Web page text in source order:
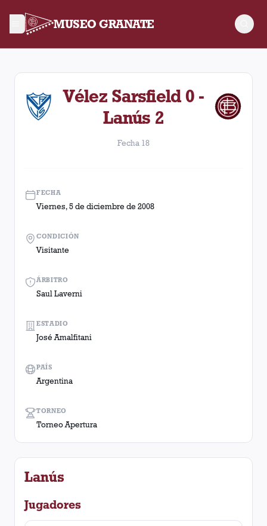
MUSEO GRANATE
Fecha 18. Partido entre Lanús y Vélez Sarsfield disputado
Vélez Sarsfield 0 -
Lanús 2
Fecha 18
FECHA
Viernes, 5 de diciembre de 2008
ÁRBITRO
Saul Laverni
TORNEO
Torneo Apertura
CONDICIÓN
Visitante
ESTADIO
José Amalfitani
PAÍS
Argentina
Lanús
Jugadores